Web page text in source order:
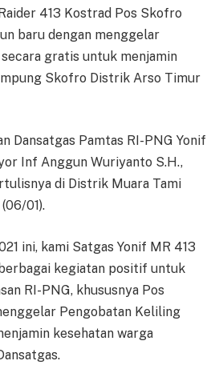
413 Kostrad Pos Skofro
baru dengan menggelar
gratis untuk menjamin
Skofro Distrik Arso Timur
Dansatgas Pamtas RI-PNG Yonif
Inf Anggun Wuriyanto S.H.,
di Distrik Muara Tami
01).
ini, kami Satgas Yonif MR 413
kegiatan positif untuk
RI-PNG, khususnya Pos
Pengobatan Keliling
kesehatan warga